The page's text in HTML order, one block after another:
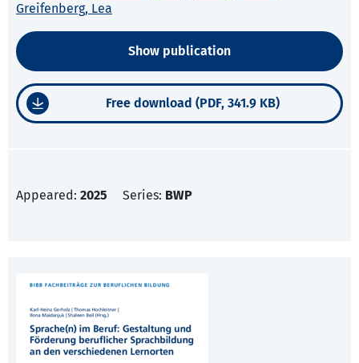
Greifenberg, Lea
Show publication
Free download (PDF, 341.9 KB)
Appeared: 2025 Series: BWP